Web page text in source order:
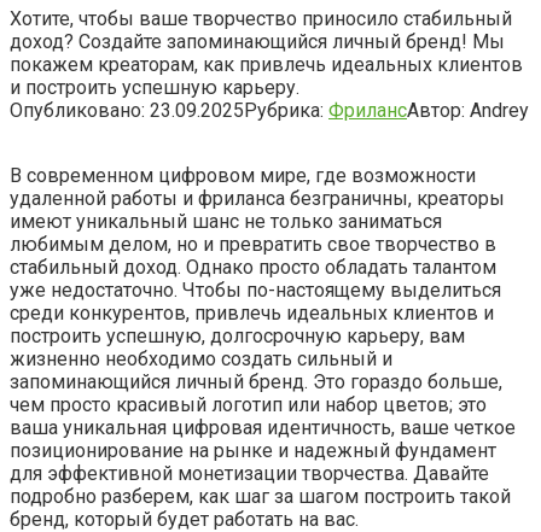
Хотите, чтобы ваше творчество приносило стабильный
доход? Создайте запоминающийся личный бренд! Мы
покажем креаторам, как привлечь идеальных клиентов
и построить успешную карьеру.
Опубликовано: 23.09.2025Рубрика: ФрилансАвтор: Andrey
В современном цифровом мире, где возможности
удаленной работы и фриланса безграничны, креаторы
имеют уникальный шанс не только заниматься
любимым делом, но и превратить свое творчество в
стабильный доход. Однако просто обладать талантом
уже недостаточно. Чтобы по-настоящему выделиться
среди конкурентов, привлечь идеальных клиентов и
построить успешную, долгосрочную карьеру, вам
жизненно необходимо создать сильный и
запоминающийся личный бренд. Это гораздо больше,
чем просто красивый логотип или набор цветов; это
ваша уникальная цифровая идентичность, ваше четкое
позиционирование на рынке и надежный фундамент
для эффективной монетизации творчества. Давайте
подробно разберем, как шаг за шагом построить такой
бренд, который будет работать на вас.